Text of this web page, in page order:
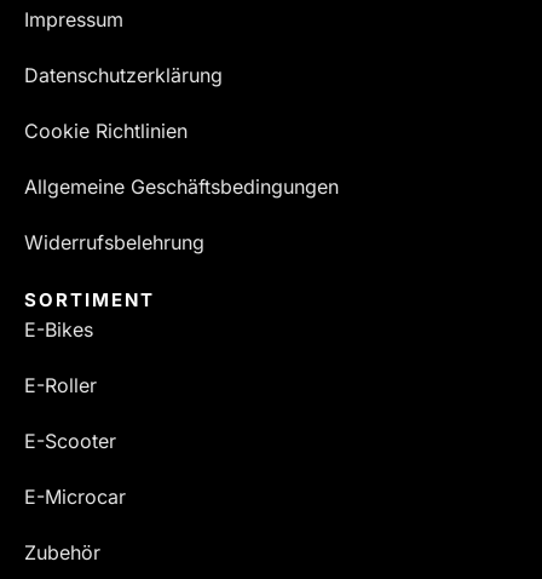
Impressum
Datenschutzerklärung
Cookie Richtlinien
Allgemeine Geschäftsbedingungen
Widerrufsbelehrung
SORTIMENT
E-Bikes
E-Roller
E-Scooter
E-Microcar
Zubehör